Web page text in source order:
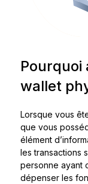
Pourquoi
wallet
Lorsque vous
que vous
élément
les transactions
personne ayant
dépenser les